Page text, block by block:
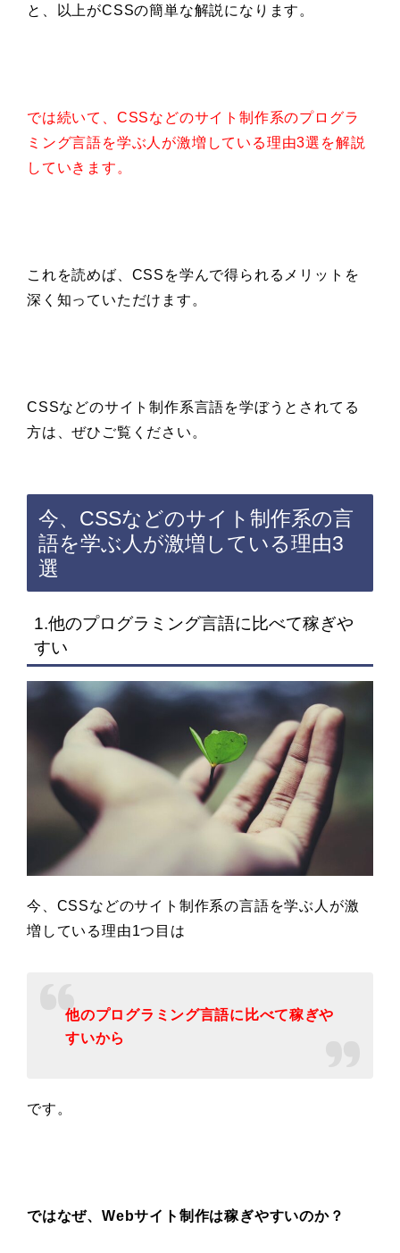
と、以上がCSSの簡単な解説になります。
では続いて、CSSなどのサイト制作系のプログラ
ミング言語を学ぶ人が激増している理由3選を解説
していきます。
これを読めば、CSSを学んで得られるメリットを
深く知っていただけます。
CSSなどのサイト制作系言語を学ぼうとされてる
方は、ぜひご覧ください。
今、CSSなどのサイト制作系の言
語を学ぶ人が激増している理由3
選
1.他のプログラミング言語に比べて稼ぎや
すい
今、CSSなどのサイト制作系の言語を学ぶ人が激
増している理由1つ目は
他のプログラミング言語に比べて稼ぎや
すいから
です。
ではなぜ、Webサイト制作は稼ぎやすいのか？